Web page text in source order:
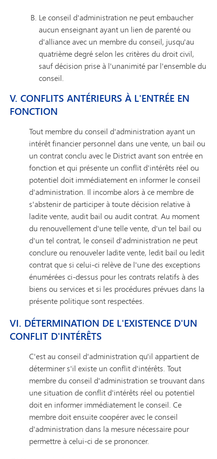
Le conseil d'administration ne peut embaucher
aucun enseignant ayant un lien de parenté ou
d'alliance avec un membre du conseil, jusqu'au
quatrième degré selon les critères du droit civil,
sauf décision prise à l'unanimité par l'ensemble du
conseil.
V. CONFLITS ANTÉRIEURS À L'ENTRÉE EN
FONCTION
Tout membre du conseil d'administration ayant un
intérêt financier personnel dans une vente, un bail ou
un contrat conclu avec le District avant son entrée en
fonction et qui présente un conflit d'intérêts réel ou
potentiel doit immédiatement en informer le conseil
d'administration. Il incombe alors à ce membre de
s'abstenir de participer à toute décision relative à
ladite vente, audit bail ou audit contrat. Au moment
du renouvellement d'une telle vente, d'un tel bail ou
d'un tel contrat, le conseil d'administration ne peut
conclure ou renouveler ladite vente, ledit bail ou ledit
contrat que si celui-ci relève de l'une des exceptions
énumérées ci-dessus pour les contrats relatifs à des
biens ou services et si les procédures prévues dans la
présente politique sont respectées.
VI. DÉTERMINATION DE L'EXISTENCE D'UN
CONFLIT D'INTÉRÊTS
C'est au conseil d'administration qu'il appartient de
déterminer s'il existe un conflit d'intérêts. Tout
membre du conseil d'administration se trouvant dans
une situation de conflit d'intérêts réel ou potentiel
doit en informer immédiatement le conseil. Ce
membre doit ensuite coopérer avec le conseil
d'administration dans la mesure nécessaire pour
permettre à celui-ci de se prononcer.